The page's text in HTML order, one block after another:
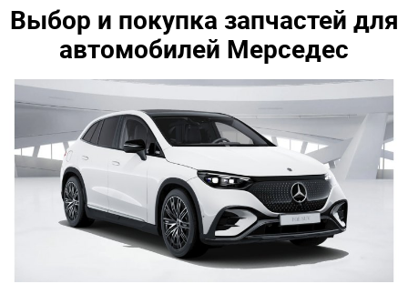
Выбор и покупка запчастей для
автомобилей Мерседес